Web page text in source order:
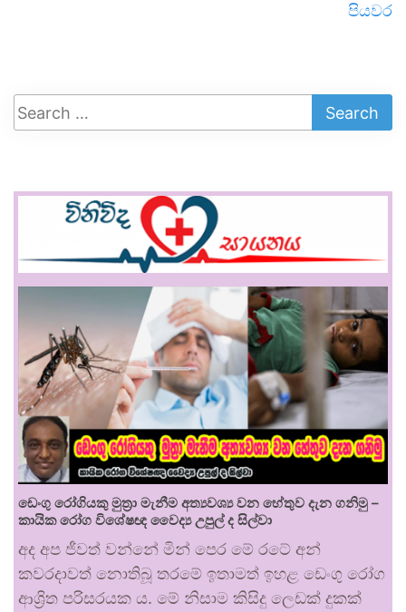
පියවර
ඩෙංගු රෝගියකු ⁣මුත්‍රා මැනීම අත්‍යවශ්‍ය වන හේතුව දැන ගනිමු –
කායික රෝග විශේෂඥ වෛද්‍ය උපුල් ද සිල්වා
අද අප ජීවත් වන්නේ මින් පෙර මේ රටේ අන්
කවරදාවත් නොතිබූ තරමේ ඉතාමත් ඉහළ ඩෙංගු රෝග
ආශ්‍රිත පරිසරයක ය. මේ නිසාම කිසිදු ලෙඩක් දුකක්